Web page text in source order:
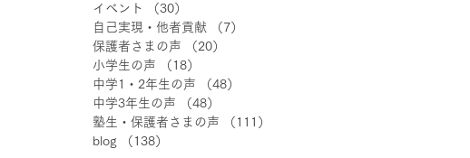
イベント
（30）
自己実現・他者貢献
（7）
保護者さまの声
（20）
小学生の声
（18）
中学1・2年生の声
（48）
中学3年生の声
（48）
塾生・保護者さまの声
（111）
blog
（138）